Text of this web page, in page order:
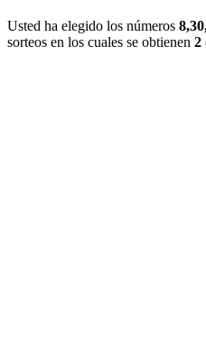
Usted ha elegido los números
sorteos en los cuales se obtienen 2